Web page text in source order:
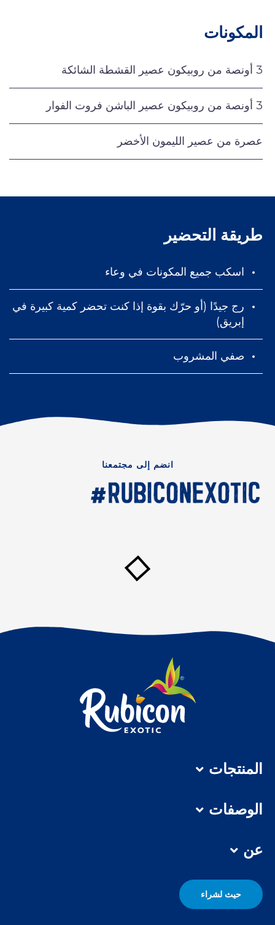
المكونات
3 أونصة من روبيكون عصير القشطة الشائكة
3 أونصة من روبيكون عصير الباشن فروت الفوار
عصرة من عصير الليمون الأخضر
طريقة التحضير
اسكب جميع المكونات في وعاء
رج جيدًا (أو حرّك بقوة إذا كنت تحضر كمية كبيرة في
إبريق)
صفي المشروب
انضم إلى مجتمعنا
المنتجات
الوصفات
عن
حيث لشراء